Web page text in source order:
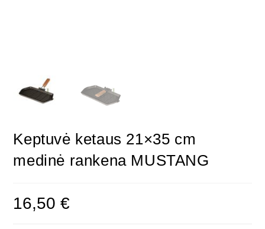
Keptuvė ketaus 21×35 cm
medinė rankena MUSTANG
16,50€